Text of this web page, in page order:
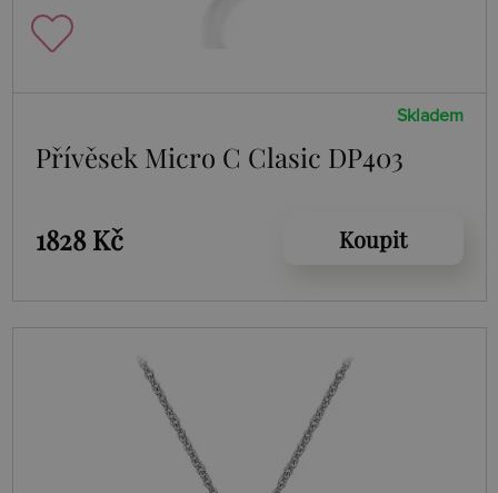
Skladem
Přívěsek Micro C Clasic DP403
1828 Kč Koupit